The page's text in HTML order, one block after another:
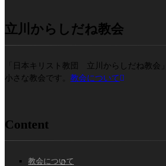
立川からしだね教会
「日本キリスト教団 立川からしだね教会
小さな教会です。 教会について
Content
教会について